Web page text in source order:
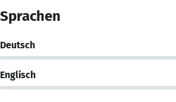
Sprachen
Deutsch
Englisch